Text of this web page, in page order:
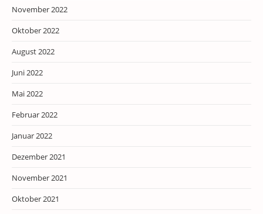
November 2022
Oktober 2022
August 2022
Juni 2022
Mai 2022
Februar 2022
Januar 2022
Dezember 2021
November 2021
Oktober 2021